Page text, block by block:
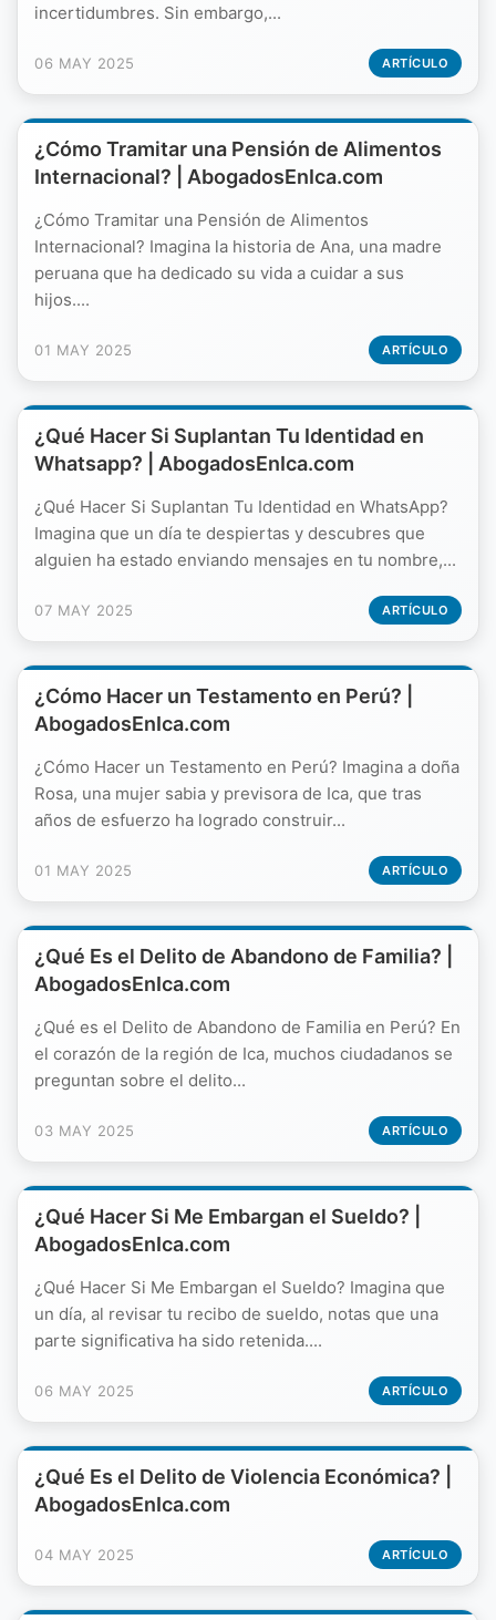
incertidumbres. Sin embargo,...
06 MAY 2025 ARTÍCULO
¿Cómo Tramitar una Pensión de Alimentos
Internacional? | AbogadosEnIca.com
¿Cómo Tramitar una Pensión de Alimentos
Internacional? Imagina la historia de Ana, una madre
peruana que ha dedicado su vida a cuidar a sus
hijos....
01 MAY 2025 ARTÍCULO
¿Qué Hacer Si Suplantan Tu Identidad en
Whatsapp? | AbogadosEnIca.com
¿Qué Hacer Si Suplantan Tu Identidad en WhatsApp?
Imagina que un día te despiertas y descubres que
alguien ha estado enviando mensajes en tu nombre,...
07 MAY 2025 ARTÍCULO
¿Cómo Hacer un Testamento en Perú? |
AbogadosEnIca.com
¿Cómo Hacer un Testamento en Perú? Imagina a doña
Rosa, una mujer sabia y previsora de Ica, que tras
años de esfuerzo ha logrado construir...
01 MAY 2025 ARTÍCULO
¿Qué Es el Delito de Abandono de Familia? |
AbogadosEnIca.com
¿Qué es el Delito de Abandono de Familia en Perú? En
el corazón de la región de Ica, muchos ciudadanos se
preguntan sobre el delito...
03 MAY 2025 ARTÍCULO
¿Qué Hacer Si Me Embargan el Sueldo? |
AbogadosEnIca.com
¿Qué Hacer Si Me Embargan el Sueldo? Imagina que
un día, al revisar tu recibo de sueldo, notas que una
parte significativa ha sido retenida....
06 MAY 2025 ARTÍCULO
¿Qué Es el Delito de Violencia Económica? |
AbogadosEnIca.com
04 MAY 2025 ARTÍCULO